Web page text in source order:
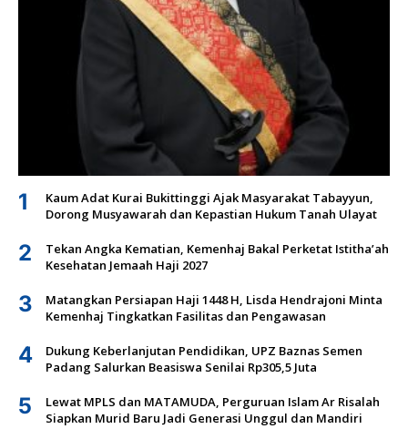
1
Kaum Adat Kurai Bukittinggi Ajak Masyarakat Tabayyun,
Dorong Musyawarah dan Kepastian Hukum Tanah Ulayat
2
Tekan Angka Kematian, Kemenhaj Bakal Perketat Istitha’ah
Kesehatan Jemaah Haji 2027
3
Matangkan Persiapan Haji 1448 H, Lisda Hendrajoni Minta
Kemenhaj Tingkatkan Fasilitas dan Pengawasan
4
Dukung Keberlanjutan Pendidikan, UPZ Baznas Semen
Padang Salurkan Beasiswa Senilai Rp305,5 Juta
5
Lewat MPLS dan MATAMUDA, Perguruan Islam Ar Risalah
Siapkan Murid Baru Jadi Generasi Unggul dan Mandiri